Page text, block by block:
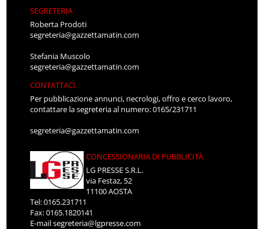
SEGRETERIA
Roberta Prodoti
segreteria@gazzettamatin.com
Stefania Muscolo
segreteria@gazzettamatin.com
CONTATTACI
Per pubblicazione annunci, necrologi, offro e cerco lavoro,
contattare la segreteria al numero: 0165/231711
segreteria@gazzettamatin.com
CONCESSIONARIA DI PUBBLICITÀ
LG PRESSE S.R.L.
via Festaz, 52
11100 AOSTA
Tel: 0165.231711
Fax: 0165.1820141
E-mailsegreteria@lgpresse.com